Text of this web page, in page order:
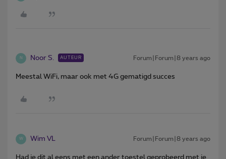
N Noor S. AUTEUR Forum|Forum|8 years ago
Meestal WiFi, maar ook met 4G gematigd succes
W Wim VL Forum|Forum|8 years ago
Had je dit al eens met een ander toestel geprobeerd met je